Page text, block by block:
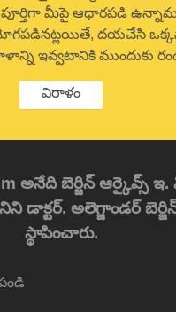
పూర్తిగా మీపై ఆధారపడి
దయచేసి
ఇవ్వటానికి ముందుకు
విరాళం
అనేది బెర్జిన్ ఆర్కైవ్స్
డాక్టర్. అలెగ్జాండర్
స్థాపించారు.